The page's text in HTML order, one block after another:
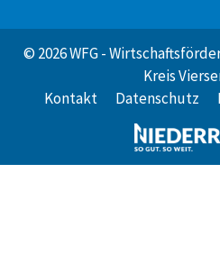
© 2026 WFG -
Kreis
Kontakt
Datenschutz